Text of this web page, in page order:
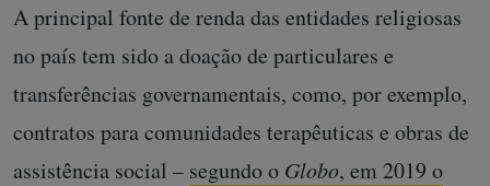
A principal fonte de renda das entidades religiosas
no país tem sido a doação de particulares e
transferências governamentais, como, por exemplo,
contratos para comunidades terapêuticas e obras de
assistência social – segundo o Globo, em 2019 o